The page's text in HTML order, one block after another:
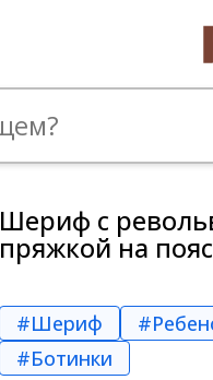
Шериф с
пряжкой на
#Шериф
#Ботинки